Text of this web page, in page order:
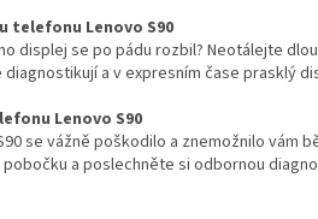
telefonu Lenovo S90
displej se po pádu rozbil? Neotálejte
a v expresním čase prasklý
Lenovo S90
se vážně poškodilo a znemožnilo vám
a poslechněte si odbornou